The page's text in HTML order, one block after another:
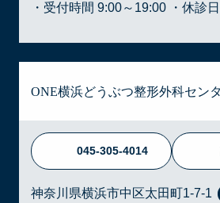
・受付時間 9:00～19:00 ・休診
ONE横浜どうぶつ整形外科セン
045-305-4014
神奈川県横浜市中区太田町1-7-1